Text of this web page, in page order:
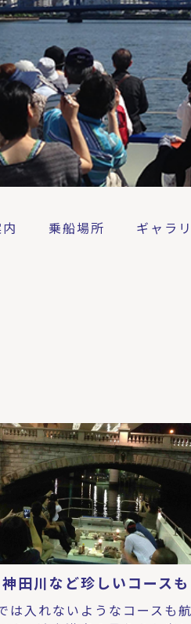
乗船場所 ギャラ
田川など珍しいコースも
は入れないようなコースも